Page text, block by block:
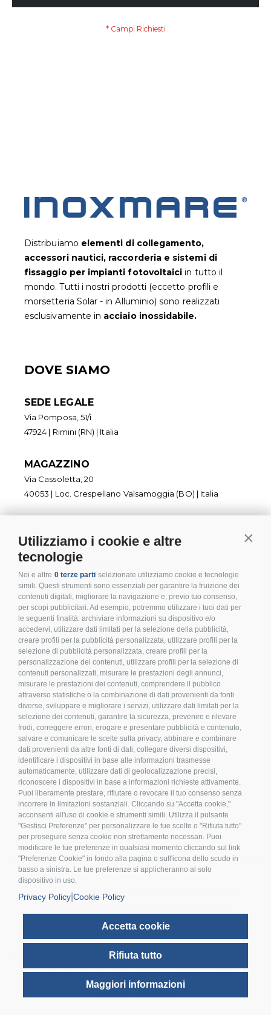
Utilizziamo i cookie e altre
tecnologie
Noi e altre 0 terze parti selezionate utilizziamo cookie e tecnologie
simili. Questi strumenti sono essenziali per garantire la fruizione dei
contenuti digitali, migliorare la navigazione e, previo tuo consenso,
per scopi pubblicitari. Ad esempio, potremmo utilizzare i tuoi dati per
le seguenti finalità: archiviare informazioni su dispositivo e/o
accedervi, utilizzare dati limitati per la selezione della pubblicità,
creare profili per la pubblicità personalizzata, utilizzare profili per la
selezione di pubblicità personalizzata, creare profili per la
personalizzazione dei contenuti, utilizzare profili per la selezione di
contenuti personalizzati, misurare le prestazioni degli annunci,
misurare le prestazioni dei contenuti, comprendere il pubblico
attraverso statistiche o la combinazione di dati provenienti da fonti
diverse, sviluppare e migliorare i servizi, utilizzare dati limitati per la
selezione dei contenuti, garantire la sicurezza, prevenire e rilevare
frodi, correggere errori, erogare e presentare pubblicità e contenuto,
salvare e comunicare le scelte sulla privacy, abbinare e combinare
dati provenienti da altre fonti di dati, collegare diversi dispositivi,
identificare i dispositivi in base alle informazioni trasmesse
automaticamente, utilizzare dati di geolocalizzazione precisi,
riconoscere i dispositivi in base a informazioni richieste attivamente.
Puoi liberamente prestare, rifiutare o revocare il tuo consenso senza
incorrere in limitazioni sostanziali. Cliccando su "Accetta cookie,"
acconsenti all'uso di cookie e strumenti simili. Utilizza il pulsante
"Gestisci Preferenze" per personalizzare le tue scelte o "Rifiuta tutto"
per proseguire senza cookie non strettamente necessari. Puoi
modificare le tue preferenze in qualsiasi momento cliccando sul link
"Preferenze Cookie" in fondo alla pagina o sull'icona dello scudo in
basso a sinistra. Le tue preferenze si applicheranno al solo
dispositivo in uso.
Privacy Policy| Cookie Policy
Accetta cookie
Rifiuta tutto
Maggiori informazioni
Distribuiamo elementi di collegamento,
accessori nautici, raccorderia e sistemi di
fissaggio per impianti fotovoltaici in tutto il
mondo. Tutti i nostri prodotti (eccetto profili e
morsetteria Solar - in Alluminio) sono realizzati
esclusivamente in acciaio inossidabile.
DOVE SIAMO
SEDE LEGALE
Via Pomposa, 51/i
47924 | Rimini (RN) | Italia
MAGAZZINO
Via Cassoletta, 20
40053 | Loc. Crespellano Valsamoggia (BO) | Italia
CONTATTI
+ 39 0541 794 444
info@inoxmare.it
SEGUICI
LEGALE E PRIVACY
>Condizioni d’acquisto
>Privacy policy
>Cookies
>Compliance
>FAQ
>Etichettatura Ambientale
Inox Mare S.r.l. | P.Iva IT 03155230406 | Cod. fiscale 02980000232 | Cod.
02980000232 | Cap.soc. 26.000,00 i.v. | Socio Unico | R.E.A n. 277754
© Inox Mare Srl 2025. All Rights Reserved | Copyright Whitech Srl |
Credits - Icons by Icons8